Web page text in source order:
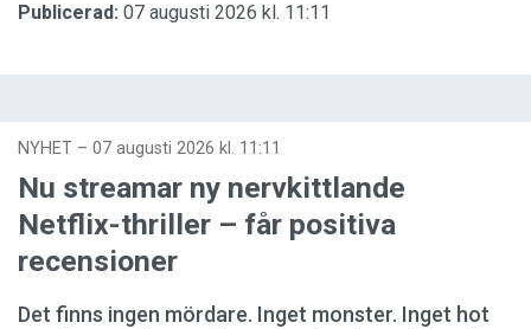
Publicerad: 07 augusti 2026 kl. 11:11
NYHET – 07 augusti 2026 kl. 11:11
Nu streamar ny nervkittlande
Netflix-thriller – får positiva
recensioner
Det finns ingen mördare. Inget monster. Inget hot